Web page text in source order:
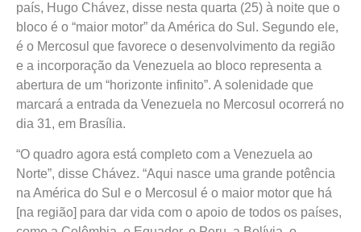
país, Hugo Chávez, disse nesta quarta (25) à noite que o
bloco é o “maior motor” da América do Sul. Segundo ele,
é o Mercosul que favorece o desenvolvimento da região
e a incorporação da Venezuela ao bloco representa a
abertura de um “horizonte infinito”. A solenidade que
marcará a entrada da Venezuela no Mercosul ocorrerá no
dia 31, em Brasília.
“O quadro agora está completo com a Venezuela ao
Norte”, disse Chávez. “Aqui nasce uma grande potência
na América do Sul e o Mercosul é o maior motor que há
[na região] para dar vida com o apoio de todos os países,